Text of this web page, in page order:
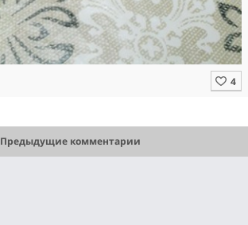
Предыдущие комментарии